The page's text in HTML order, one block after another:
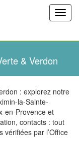
& Verdon
: explorez notre
la-Sainte-
en-Provence et
contacts : tout
vérifiées par l’Office